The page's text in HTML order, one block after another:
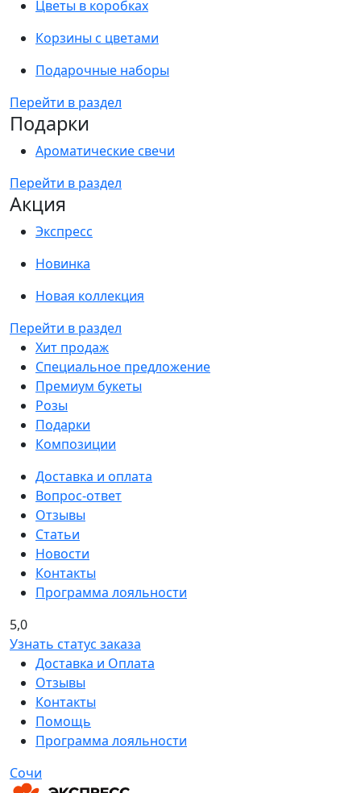
Цветы в коробках
Корзины с цветами
Подарочные наборы
Перейти в раздел
Подарки
Ароматические свечи
Перейти в раздел
Акция
Экспресс
Новинка
Новая коллекция
Перейти в раздел
Хит продаж
Специальное предложение
Премиум букеты
Розы
Подарки
Композиции
Доставка и оплата
Вопрос-ответ
Отзывы
Статьи
Новости
Контакты
Программа лояльности
5,0
Узнать статус заказа
Доставка и Оплата
Отзывы
Контакты
Помощь
Программа лояльности
Сочи